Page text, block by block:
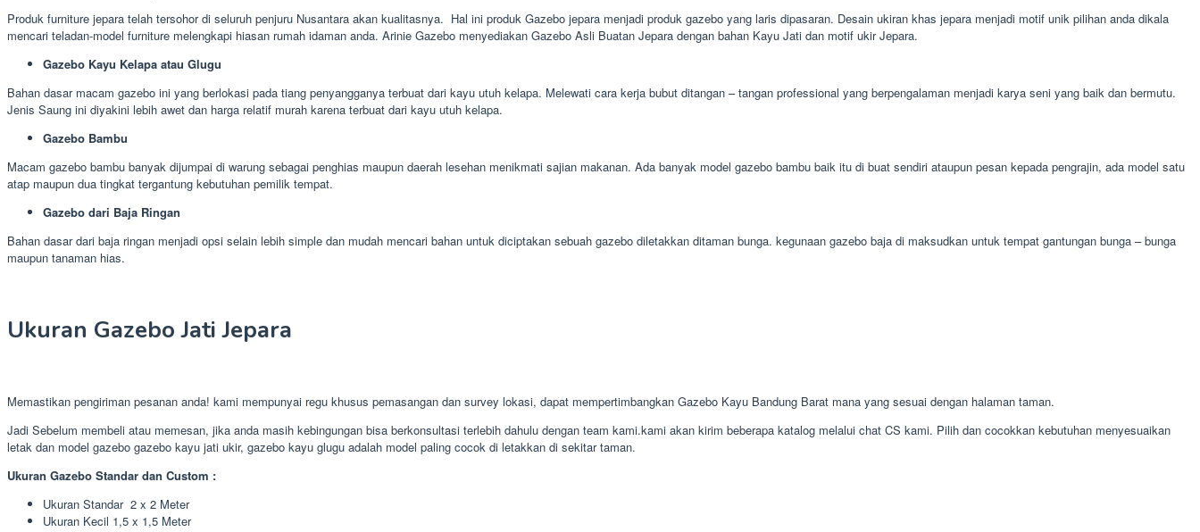
Produk furniture jepara telah tersohor di seluruh penjuru Nusantara akan kualitasnya. Hal ini produk Gazebo jepara menjadi produk gazebo yang laris dipasaran. Desain ukiran khas jepara menjadi motif unik pilihan anda dikala
mencari teladan-model furniture melengkapi hiasan rumah idaman anda. Arinie Gazebo menyediakan Gazebo Asli Buatan Jepara dengan bahan Kayu Jati dan motif ukir Jepara.
Gazebo Kayu Kelapa atau Glugu
Bahan dasar macam gazebo ini yang berlokasi pada tiang penyangganya terbuat dari kayu utuh kelapa. Melewati cara kerja bubut ditangan – tangan professional yang berpengalaman menjadi karya seni yang baik dan bermutu.
Jenis Saung ini diyakini lebih awet dan harga relatif murah karena terbuat dari kayu utuh kelapa.
Gazebo Bambu
Macam gazebo bambu banyak dijumpai di warung sebagai penghias maupun daerah lesehan menikmati sajian makanan. Ada banyak model gazebo bambu baik itu di buat sendiri ataupun pesan kepada pengrajin, ada model satu
atap maupun dua tingkat tergantung kebutuhan pemilik tempat.
Gazebo dari Baja Ringan
Bahan dasar dari baja ringan menjadi opsi selain lebih simple dan mudah mencari bahan untuk diciptakan sebuah gazebo diletakkan ditaman bunga. kegunaan gazebo baja di maksudkan untuk tempat gantungan bunga – bunga
maupun tanaman hias.
Ukuran Gazebo Jati Jepara
Memastikan pengiriman pesanan anda! kami mempunyai regu khusus pemasangan dan survey lokasi, dapat mempertimbangkan Gazebo Kayu Bandung Barat mana yang sesuai dengan halaman taman.
Jadi Sebelum membeli atau memesan, jika anda masih kebingungan bisa berkonsultasi terlebih dahulu dengan team kami.kami akan kirim beberapa katalog melalui chat CS kami. Pilih dan cocokkan kebutuhan menyesuaikan
letak dan model gazebo gazebo kayu jati ukir, gazebo kayu glugu adalah model paling cocok di letakkan di sekitar taman.
Ukuran Gazebo Standar dan Custom :
Ukuran Standar 2 x 2 Meter
Ukuran Kecil 1,5 x 1,5 Meter